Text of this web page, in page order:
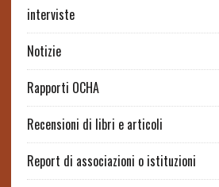
interviste
Notizie
Rapporti OCHA
Recensioni di libri e articoli
Report di associazioni o istituzioni